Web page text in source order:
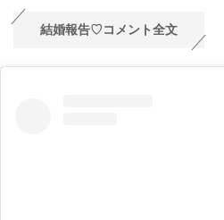
結婚報告♡コメント全文